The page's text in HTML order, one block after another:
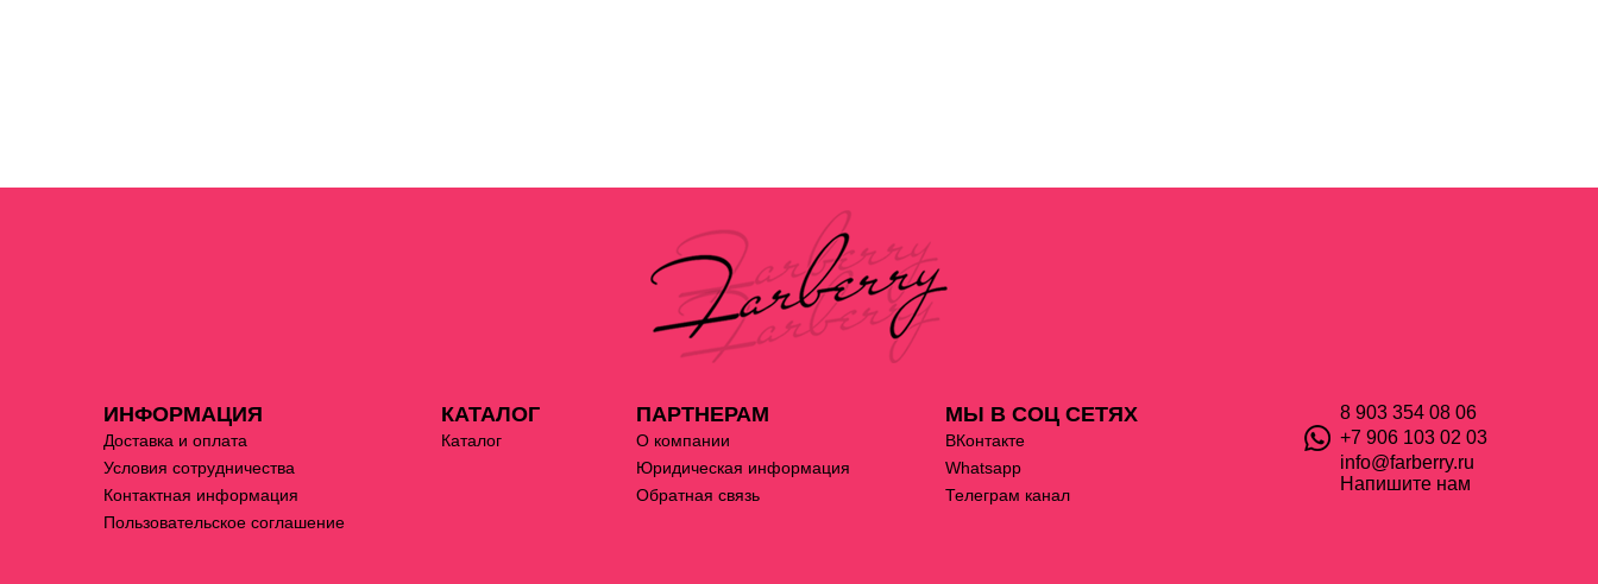
ИНФОРМАЦИЯ
Доставка и оплата
Условия сотрудничества
Контактная информация
Пользовательское соглашение
КАТАЛОГ
Каталог
ПАРТНЕРАМ
О компании
Юридическая информация
Обратная связь
МЫ В СОЦ СЕТЯХ
ВКонтакте
Whatsapp
Телеграм канал
8 903 354 08 06
+7 906 103 02 03
info@farberry.ru
Напишите нам